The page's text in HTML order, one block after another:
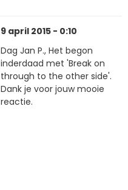
9 april 2015 - 0:10
Dag Jan P., Het begon
inderdaad met 'Break on
through to the other side'.
Dank je voor jouw mooie
reactie.